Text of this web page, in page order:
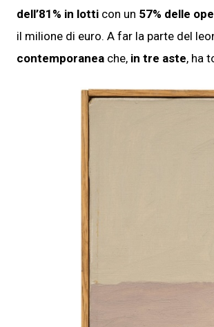
dell’81% in lotti con un 57% delle
il milione di euro. A far la parte del
contemporanea che, in tre aste, ha